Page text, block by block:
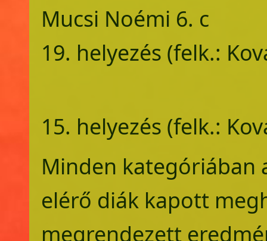
Mucsi
19. helyezés (felk.:
15. helyezés (felk.:
Minden kategóriában
elérő diák kapott
megrendezett